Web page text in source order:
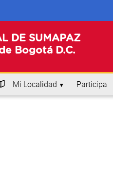
DE SUMAPAZ
Bogotá D.C.
Mi Localidad Participa